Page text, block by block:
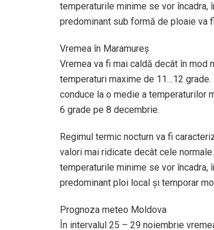
temperaturile minime se vor încadra,
predominant sub formă de ploaie va
Vremea în Maramureş
Vremea va fi mai caldă decât în mod
temperaturi maxime de 11…12
conduce la o medie a temperaturilor
6 grade pe 8 decembrie.
Regimul termic nocturn va fi
valori mai ridicate decât cele
temperaturile minime se vor încadra,
predominant ploi local și temporar
Prognoza meteo Moldova
În intervalul 25 – 29 noiembrie